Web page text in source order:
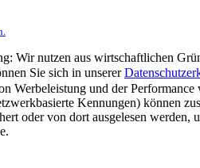
Wir nutzen aus wirtschaftlichen
Sie sich in unserer
Werbeleistung und der
Kennungen) können
oder von dort ausgelesen